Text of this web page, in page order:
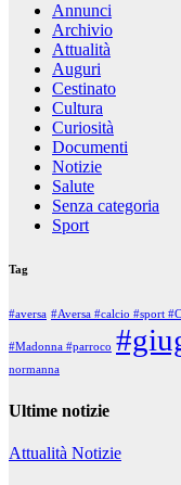
Annunci
Archivio
Attualità
Auguri
Cestinato
Cultura
Curiosità
Documenti
Notizie
Salute
Senza categoria
Sport
Tag
#aversa #Aversa #calcio #sport
#Madonna #parroco
normanna
Ultime notizie
Attualità Notizie